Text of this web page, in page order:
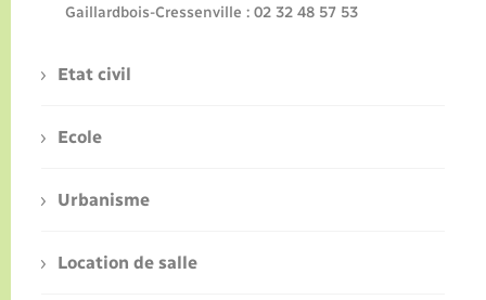
Gaillardbois-Cressenville : 02 32 48 57 53
Etat civil
Ecole
Urbanisme
Location de salle